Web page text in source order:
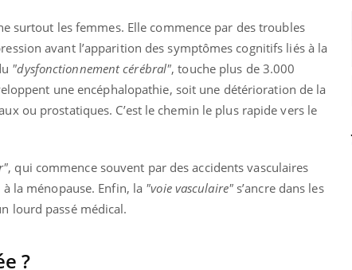
surtout les femmes. Elle commence par des troubles
avant l’apparition des symptômes cognitifs liés à la
"dysfonctionnement cérébral", touche plus de 3.000
une encéphalopathie, soit une détérioration de la
ou prostatiques. C’est le chemin le plus rapide vers le
, qui commence souvent par des accidents vasculaires
la ménopause. Enfin, la "voie vasculaire"s’ancre dans les
lourd passé médical.
?